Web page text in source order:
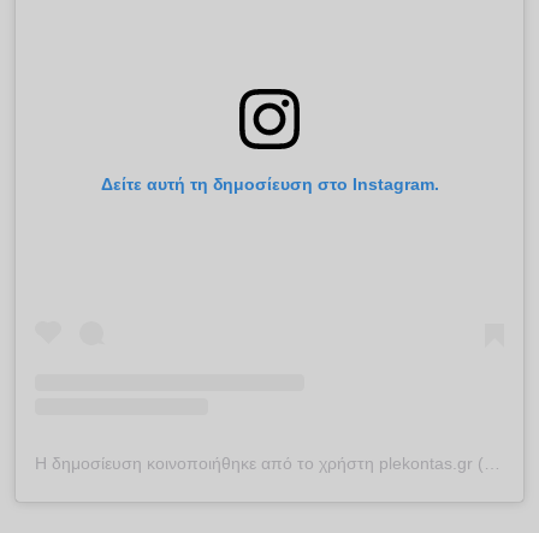
Δείτε αυτή τη δημοσίευση στο Instagram.
Η δημοσίευση κοινοποιήθηκε από το χρήστη plekontas.gr (@plekontas)